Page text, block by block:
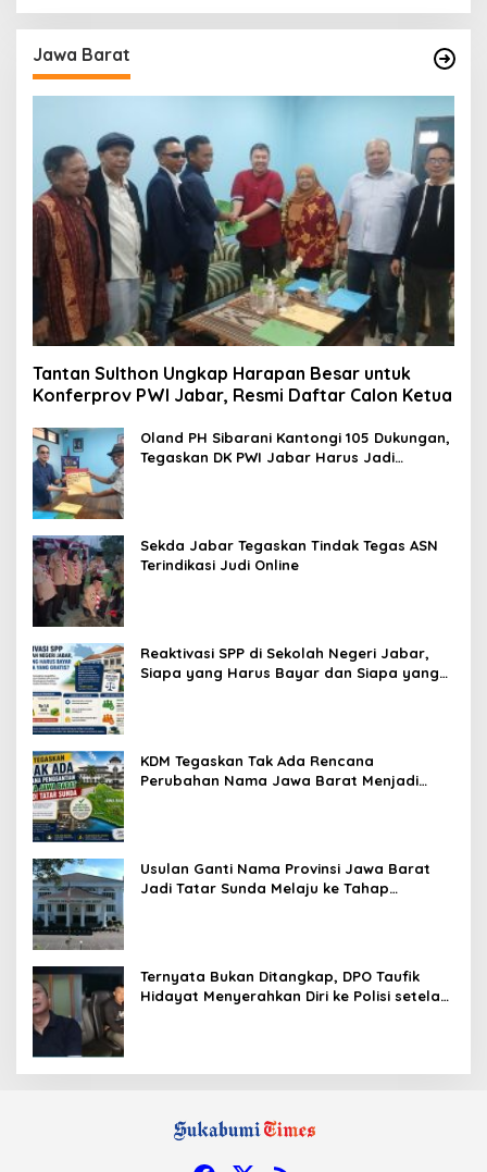
Jawa Barat
Tantan Sulthon Ungkap Harapan Besar untuk
Konferprov PWI Jabar, Resmi Daftar Calon Ketua
Oland PH Sibarani Kantongi 105 Dukungan,
Tegaskan DK PWI Jabar Harus Jadi
Sekda Jabar Tegaskan Tindak Tegas ASN
Terindikasi Judi Online
Reaktivasi SPP di Sekolah Negeri Jabar,
Siapa yang Harus Bayar dan Siapa yang
KDM Tegaskan Tak Ada Rencana
Perubahan Nama Jawa Barat Menjadi
Usulan Ganti Nama Provinsi Jawa Barat
Jadi Tatar Sunda Melaju ke Tahap
Ternyata Bukan Ditangkap, DPO Taufik
Hidayat Menyerahkan Diri ke Polisi setelah